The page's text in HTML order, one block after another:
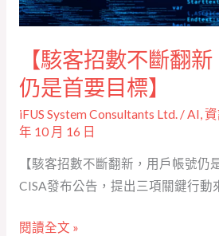
【駭客招數不斷翻
仍是首要目標】
iFUS System Consultants Ltd. /AI,
年 10 月 16 日
【駭客招數不斷翻新，用戶帳號仍
CISA發布公告，提出三項關鍵行動
新，
帳
號
仍
首
要
閱讀全文 »